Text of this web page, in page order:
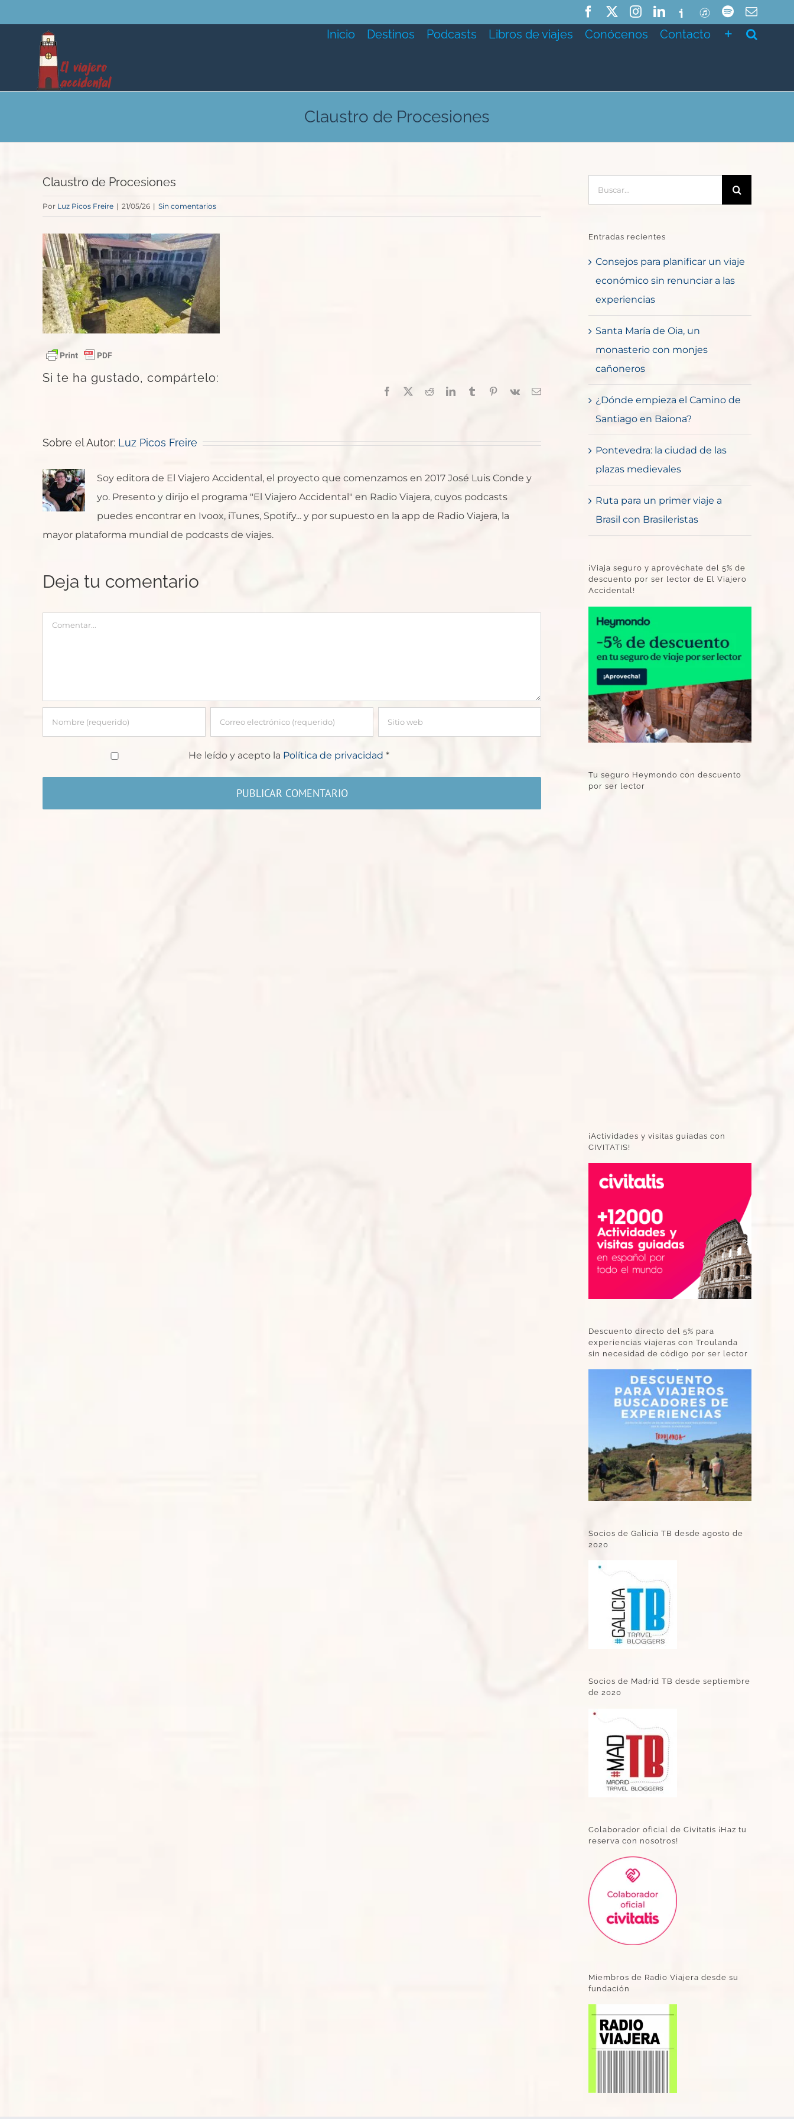
al
contenido
FacebookInstagramLinkedIn
IvooxITunesSpotifyCorreo
Inicio Destinos Podcasts Libros de viajes Conócenos Contacto
Claustro de Procesiones
Claustro de Procesiones
Por Luz Picos Freire | 21/05/26 | Sin comentarios
Si te ha gustado, compártelo:
Facebook RedditLinkedInTumblr Pinterest
Vk
Correo
Sobre el Autor: Luz Picos Freire
Soy editora de El Viajero Accidental, el proyecto que comenzamos en 2017 José Luis Conde y
yo. Presento y dirijo el programa "El Viajero Accidental" en Radio Viajera, cuyos podcasts
puedes encontrar en Ivoox, iTunes, Spotify... y por supuesto en la app de Radio Viajera, la
mayor plataforma mundial de podcasts de viajes.
Deja tu comentario
Comentar
He leído y acepto la Política de privacidad*
Entradas recientes
Consejos para planificar un viaje
económico sin renunciar a las
experiencias
Santa María de Oia, un
monasterio con monjes
cañoneros
¿Dónde empieza el Camino de
Santiago en Baiona?
Pontevedra: la ciudad de las
plazas medievales
Ruta para un primer viaje a
Brasil con Brasileristas
¡Viaja seguro y aprovéchate del 5% de
descuento por ser lector de El Viajero
Accidental!
Tu seguro Heymondo con descuento
por ser lector
¡Actividades y visitas guiadas con
CIVITATIS!
Descuento directo del 5% para
experiencias viajeras con Troulanda
sin necesidad de código por ser lector
Socios de Galicia TB desde agosto de
2020
Socios de Madrid TB desde septiembre
de 2020
Colaborador oficial de Civitatis ¡Haz tu
reserva con nosotros!
Miembros de Radio Viajera desde su
fundación